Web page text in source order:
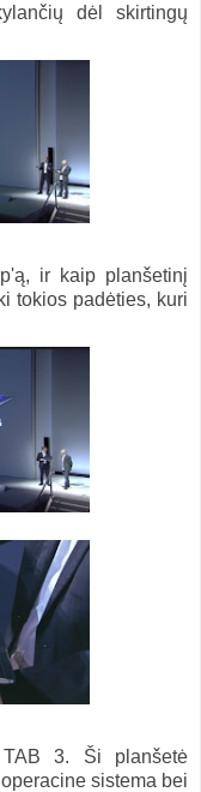
dėl skirtingų
ir kaip planšetinį
tokios padėties, kuri
3. Ši planšetė
sistema bei